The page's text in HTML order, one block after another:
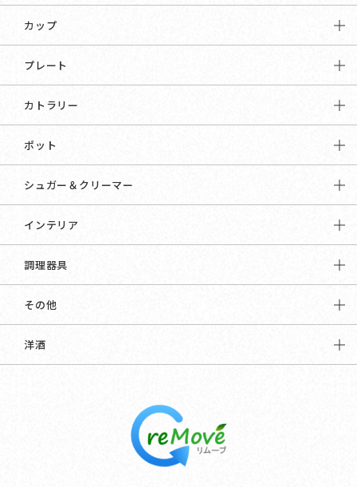
カップ
プレート
カトラリー
ポット
シュガー＆クリーマー
インテリア
調理器具
その他
洋酒